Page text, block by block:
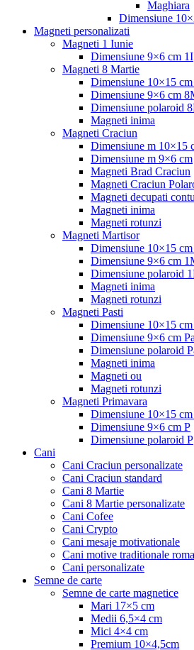
Maghiara
Dimensiune
Magneti personalizati
Magneti 1 Iunie
Dimensiune 9×6 cm 1I
Magneti 8 Martie
Dimensiune 10×15
Dimensiune 9×6 cm
Dimensiune polaroid
Magneti inima
Magneti Craciun
Dimensiune m 10×15
Dimensiune m 9×6 cm
Magneti Brad Craciun
Magneti Craciun
Magneti decupati
Magneti inima
Magneti rotunzi
Magneti Martisor
Dimensiune 10×15
Dimensiune 9×6 cm
Dimensiune polaroid
Magneti inima
Magneti rotunzi
Magneti Pasti
Dimensiune 10×15 cm
Dimensiune 9×6 cm Pa
Dimensiune polaroid
Magneti inima
Magneti ou
Magneti rotunzi
Magneti Primavara
Dimensiune 10×15
Dimensiune 9×6 cm P
Dimensiune polaroid P
Cani
Cani Craciun personalizate
Cani Craciun standard
Cani 8 Martie
Cani 8 Martie personalizate
Cani Cofee
Cani Crypto
Cani mesaje motivationale
Cani motive traditionale
Cani personalizate
Semne de carte
Semne de carte magnetice
Mari 17×5 cm
Medii 6,5×4 cm
Mici 4×4 cm
Premium 10×4,5cm